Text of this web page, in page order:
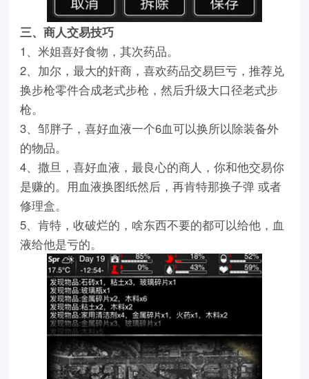
三、商人交易技巧
1、米姐喜好食物，其次药品。
2、加尔，最大的奸商，喜欢药品交易巨亏，推荐兑
换步枪零件合成老式步枪，然后升级大口径老式步
枪。
3、邹胖子，喜好血液一个6血可以换所以除装备外
的物品。
4、撒旦，喜好血液，最良心的商人，你和他交易你
是赚的。用血液换图纸然后，再肯特那换子弹 或者
修理盒。
5、肯特，收破烂的，啥东西不要的都可以给他，血
液给他是亏的。